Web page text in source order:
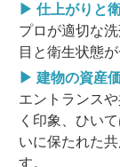
▶ 仕上がりと
プロが適切な
目と衛生状態
▶ 建物の資産
エントランス
く印象、ひい
いに保たれた
す。